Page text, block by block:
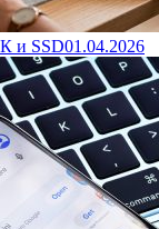
и SSD01.04.2026